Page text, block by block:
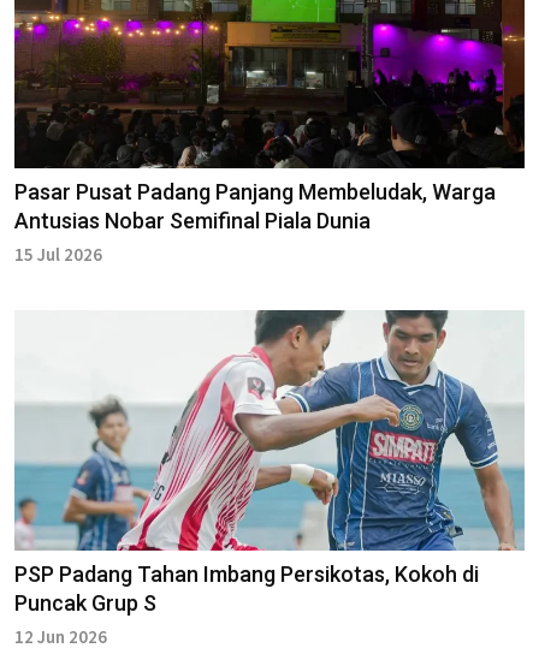
Pasar Pusat Padang Panjang Membeludak, Warga
Antusias Nobar Semifinal Piala Dunia
15 Jul 2026
PSP Padang Tahan Imbang Persikotas, Kokoh di
Puncak Grup S
12 Jun 2026